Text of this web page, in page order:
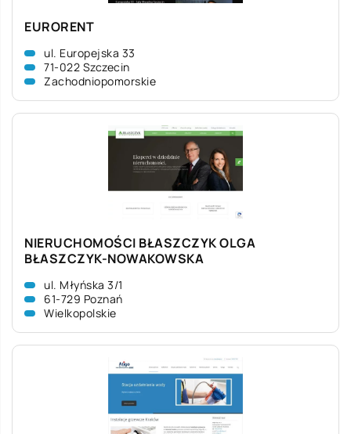
EURORENT
ul. Europejska 33
71-022 Szczecin
Zachodniopomorskie
NIERUCHOMOŚCI BŁASZCZYK OLGA
BŁASZCZYK-NOWAKOWSKA
ul. Młyńska 3/1
61-729 Poznań
Wielkopolskie